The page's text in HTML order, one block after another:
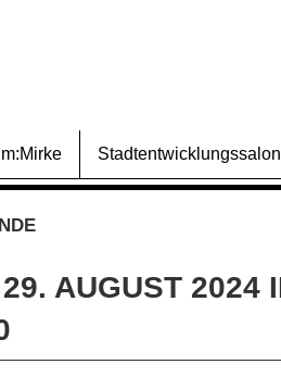
Stadtentwicklungssalon
AUGUST 2024